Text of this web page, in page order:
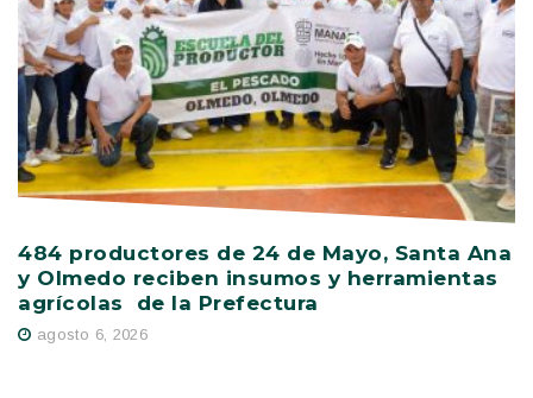
484 productores de 24 de Mayo, Santa Ana
y Olmedo reciben insumos y herramientas
agrícolas de la Prefectura
agosto 6, 2026